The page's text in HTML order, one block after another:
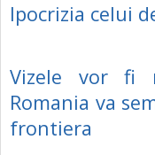
Ipocrizia celui
Vizele vor fi
Romania va
frontiera